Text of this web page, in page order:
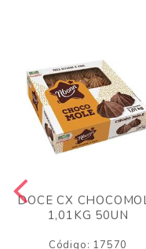
DOCE CX
1,01KG 50UN
Código: 17570